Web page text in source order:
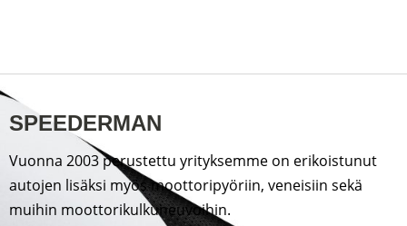
SPEEDERMAN
Vuonna 2003 perustettu yrityksemme on erikoistunut
autojen lisäksi myös moottoripyöriin, veneisiin sekä
muihin moottorikulkuneuvoihin.